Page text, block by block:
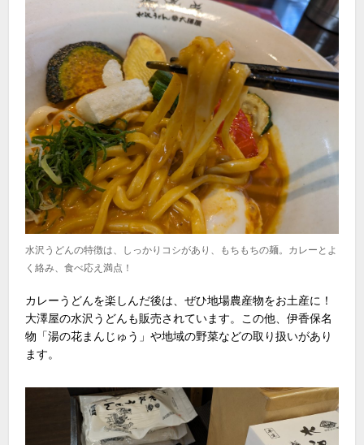
水沢うどんの特徴は、しっかりコシがあり、もちもちの麺。カレーとよ
く絡み、食べ応え満点！
カレーうどんを楽しんだ後は、ぜひ地場農産物をお土産に！
大澤屋の水沢うどんも販売されています。この他、伊香保名
物「湯の花まんじゅう」や地域の野菜などの取り扱いがあり
ます。